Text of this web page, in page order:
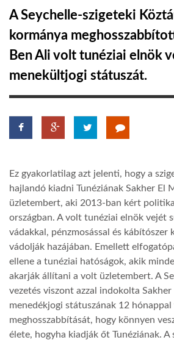
AUSZTRÁLIA
A VILÁG ITTHON
MÉDIA
GLOBOTV BP
HÍR3D
TROPICALMAGAZIN
GLOBOTV
AFRIKA TUDÁSTÁR
A Seychelle-szigeteki
kormánya
Ben Ali volt tunéziai elnök
menekültjogi státuszát.
Ez gyakorlatilag azt jelenti, hogy a
hajlandó kiadni Tunéziának Sakher El
üzletembert, aki 2013-ban kért
országban. A volt tunéziai elnök vejét
vádakkal, pénzmosással és kábítószer
vádolják hazájában. Emellett
ellene a tunéziai hatóságok, akik
akarják állítani a volt üzletembert. A
vezetés viszont azzal indokolta
menedékjogi státuszának 12 hónappal
meghosszabbítását, hogy könnyen
élete, hogyha kiadják őt Tunéziának. A